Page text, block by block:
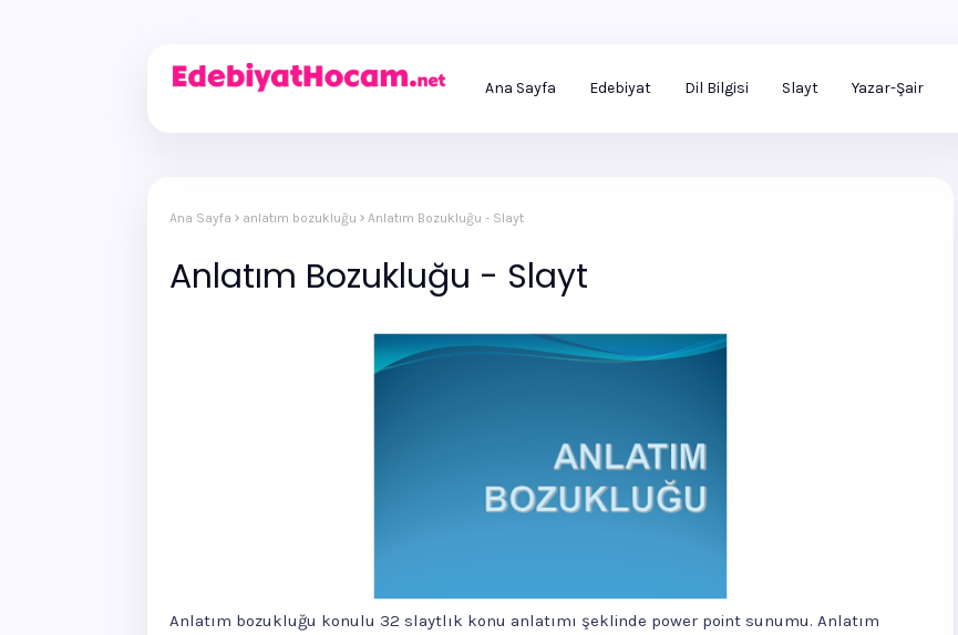
Ana Sayfa Edebiyat Dil Bilgisi Slayt Yazar-Şair
Ana Sayfa anlatım bozukluğu Anlatım Bozukluğu - Slayt
Anlatım Bozukluğu - Slayt
Anlatım bozukluğu konulu 32 slaytlık konu anlatımı şeklinde power point sunumu. Anlatım